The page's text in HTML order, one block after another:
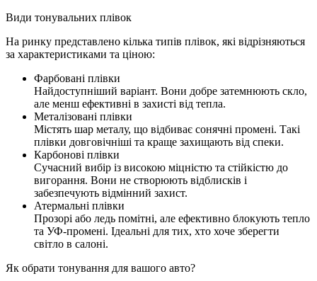
Види тонувальних плівок
На ринку представлено кілька типів плівок, які відрізняються
за характеристиками та ціною:
Фарбовані плівки
Найдоступніший варіант. Вони добре затемнюють скло,
але менш ефективні в захисті від тепла.
Металізовані плівки
Містять шар металу, що відбиває сонячні промені. Такі
плівки довговічніші та краще захищають від спеки.
Карбонові плівки
Сучасний вибір із високою міцністю та стійкістю до
вигорання. Вони не створюють відблисків і
забезпечують відмінний захист.
Атермальні плівки
Прозорі або ледь помітні, але ефективно блокують тепло
та УФ-промені. Ідеальні для тих, хто хоче зберегти
світло в салоні.
Як обрати тонування для вашого авто?